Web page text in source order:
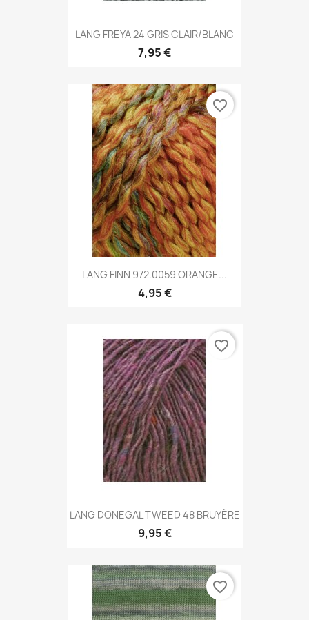
LANG FREYA 24 GRIS CLAIR/BLANC
7,95 €
LANG FINN 972.0059 ORANGE...
4,95 €
favorite_border
LANG DONEGAL TWEED 48 BRUYÈRE
9,95 €
favorite_border
favorite_border